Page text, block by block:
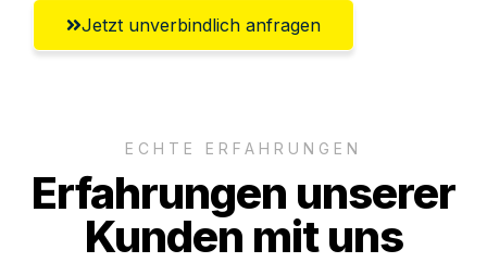
Jetzt unverbindlich anfragen
ECHTE ERFAHRUNGEN
Erfahrungen unserer
Kunden mit uns